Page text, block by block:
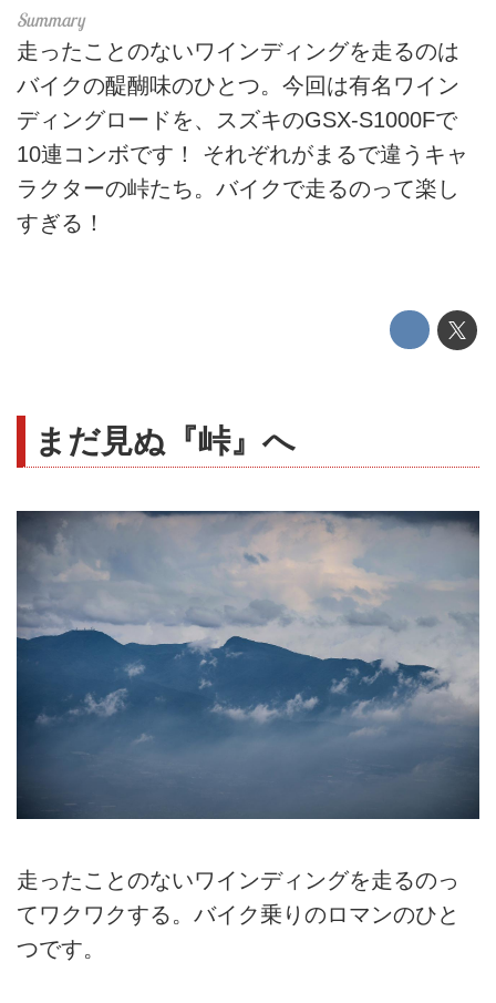
走ったことのないワインディングを走るのは
バイクの醍醐味のひとつ。今回は有名ワイン
ディングロードを、スズキのGSX-S1000Fで
10連コンボです！ それぞれがまるで違うキャ
ラクターの峠たち。バイクで走るのって楽し
すぎる！
まだ見ぬ『峠』へ
走ったことのないワインディングを走るのっ
てワクワクする。バイク乗りのロマンのひと
つです。